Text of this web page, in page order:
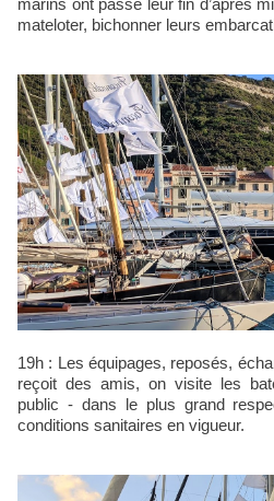
mateloter, bichonner leurs
19h : Les équipages, reposés, échangent sur le quai, à bord, on
reçoit des amis, on visite les
public - dans le plus grand
conditions sanitaires en vigueur.